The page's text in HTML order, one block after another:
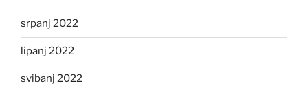
srpanj 2022
lipanj 2022
svibanj 2022